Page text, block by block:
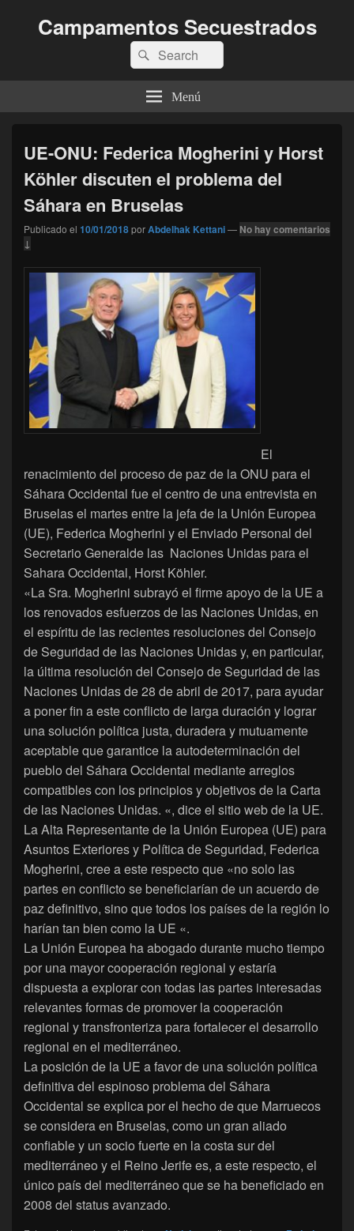
Campamentos Secuestrados
Buscar
por:
Buscar
Menú
UE-ONU: Federica Mogherini y Horst
Köhler discuten el problema del
Sáhara en Bruselas
Publicado el 10/01/2018porAbdelhak Kettani— No hay comentarios
↓
El
renacimiento del proceso de paz de la ONU para el
Sáhara Occidental fue el centro de una entrevista en
Bruselas el martes entre la jefa de la Unión Europea
(UE), Federica Mogherini y el Enviado Personal del
Secretario Generalde las Naciones Unidas para el
Sahara Occidental, Horst Köhler.
«La Sra. Mogherini subrayó el firme apoyo de la UE a
los renovados esfuerzos de las Naciones Unidas, en
el espíritu de las recientes resoluciones del Consejo
de Seguridad de las Naciones Unidas y, en particular,
la última resolución del Consejo de Seguridad de las
Naciones Unidas de 28 de abril de 2017, para ayudar
a poner fin a este conflicto de larga duración y lograr
una solución política justa, duradera y mutuamente
aceptable que garantice la autodeterminación del
pueblo del Sáhara Occidental mediante arreglos
compatibles con los principios y objetivos de la Carta
de las Naciones Unidas. «, dice el sitio web de la UE.
La Alta Representante de la Unión Europea (UE) para
Asuntos Exteriores y Política de Seguridad, Federica
Mogherini, cree a este respecto que «no solo las
partes en conflicto se beneficiarían de un acuerdo de
paz definitivo, sino que todos los países de la región lo
harían tan bien como la UE «.
La Unión Europea ha abogado durante mucho tiempo
por una mayor cooperación regional y estaría
dispuesta a explorar con todas las partes interesadas
relevantes formas de promover la cooperación
regional y transfronteriza para fortalecer el desarrollo
regional en el mediterráneo.
La posición de la UE a favor de una solución política
definitiva del espinoso problema del Sáhara
Occidental se explica por el hecho de que Marruecos
se considera en Bruselas, como un gran aliado
confiable y un socio fuerte en la costa sur del
mediterráneo y el Reino Jerife es, a este respecto, el
único país del mediterráneo que se ha beneficiado en
2008 del status avanzado.